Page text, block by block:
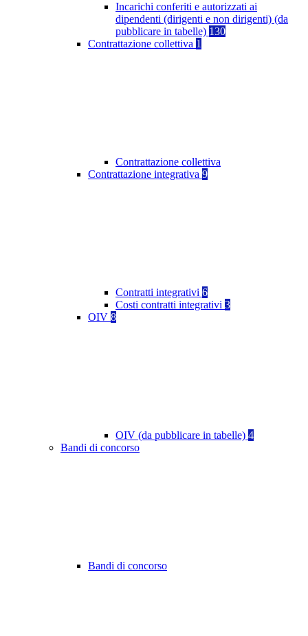
Incarichi conferiti e autorizzati ai
dipendenti (dirigenti e non dirigenti) (da
pubblicare in tabelle) 130
Contrattazione collettiva 1
Contrattazione collettiva
Contrattazione integrativa 9
Contratti integrativi 6
Costi contratti integrativi 3
OIV 8
OIV (da pubblicare in tabelle) 4
Bandi di concorso
Bandi di concorso